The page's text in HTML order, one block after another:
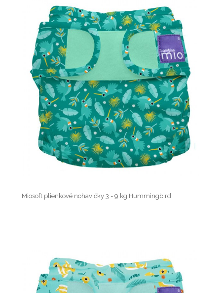
Miosoft plienkové nohavičky 3 - 9 kg Hummingbird